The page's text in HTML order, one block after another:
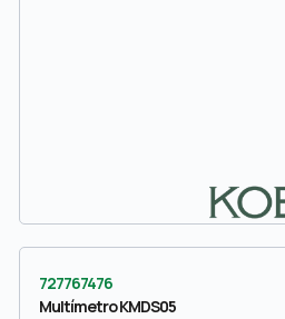
727767476
Multímetro KMDS05